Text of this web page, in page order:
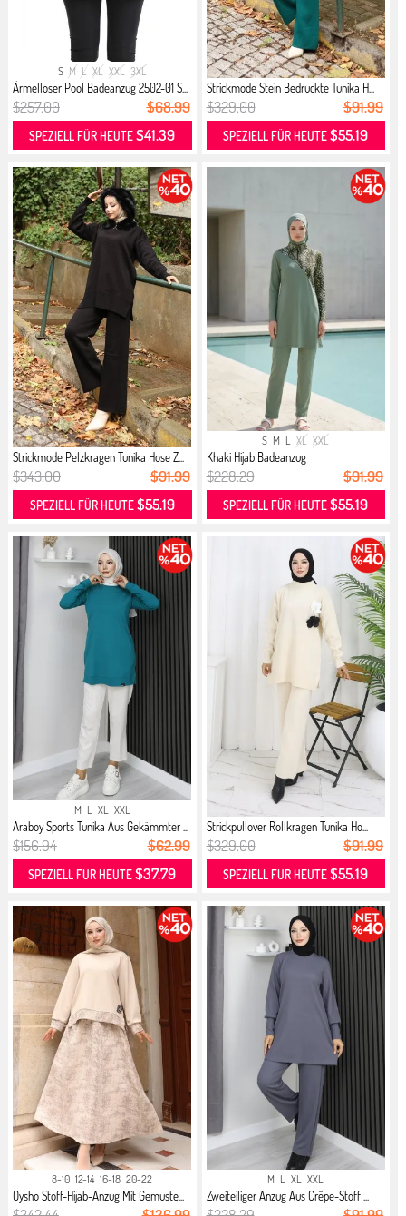
S M L XL XXL 3XL
Ärmelloser Pool Badeanzug 2502-01 S...
$257.00 $68.99
SPEZIELL FÜR HEUTE$41.39
Strickmode Stein Bedruckte Tunika H...
$329.00 $91.99
SPEZIELL FÜR HEUTE$55.19
Strickmode Pelzkragen Tunika Hose Z...
$343.00 $91.99
SPEZIELL FÜR HEUTE$55.19
S M L XL XXL
Khaki Hijab Badeanzug
$228.29 $91.99
SPEZIELL FÜR HEUTE$55.19
M L XL XXL
Araboy Sports Tunika Aus Gekämmter ...
$156.94 $62.99
SPEZIELL FÜR HEUTE$37.79
Strickpullover Rollkragen Tunika Ho...
$329.00 $91.99
SPEZIELL FÜR HEUTE$55.19
8-10 12-14 16-18 20-22
Oysho Stoff-Hijab-Anzug Mit Gemuste...
M L XL XXL
Zweiteiliger Anzug Aus Crêpe-Stoff ...